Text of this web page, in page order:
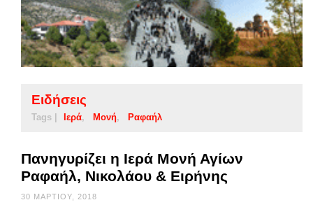
Ειδήσεις
Tags | Ιερά Μονή Ραφαήλ
Πανηγυρίζει η Ιερά Μονή Αγίων
Ραφαήλ, Νικολάου & Ειρήνης
30 ΜΑΡΤΊΟΥ, 2018